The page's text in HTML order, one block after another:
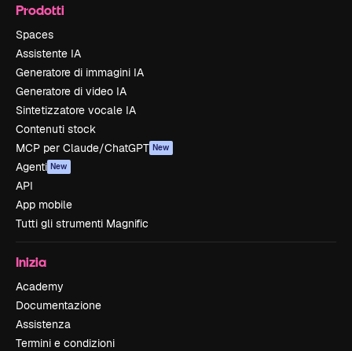
Prodotti
Spaces
Assistente IA
Generatore di immagini IA
Generatore di video IA
Sintetizzatore vocale IA
Contenuti stock
MCP per Claude/ChatGPT New
Agenti New
API
App mobile
Tutti gli strumenti Magnific
Inizia
Academy
Documentazione
Assistenza
Termini e condizioni